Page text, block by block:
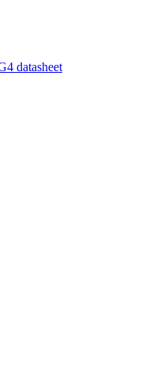
datasheet